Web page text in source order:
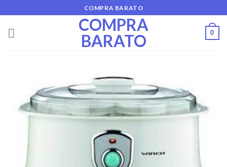
to
content
COMPRA BARATO
COMPRA
BARATO
0